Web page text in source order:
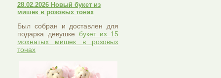
28.02.2026 Новый букет из
мишек в розовых тонах
Был собран и доставлен для
подарка девушке букет из 15
мохнатых мишек в розовых
тонах